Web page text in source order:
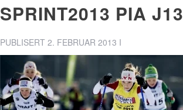
SPRINT2013 PIA J13
PUBLISERT 2. FEBRUAR 2013 I